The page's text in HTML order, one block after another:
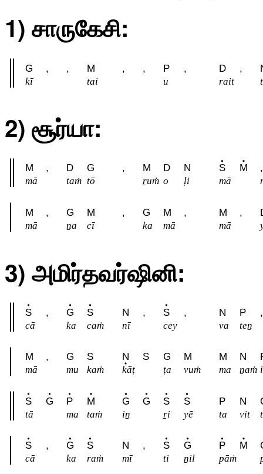
1) சாருகேசி:
G , , M , , P , D ,
kī tai u rait
2) சூர்யா:
M , D G , M D N S M ,
mā taṁ tō ṟuṁ o ḷi mā
M , G M , G M , M ,
mā ṉa cī ka mā mā
3) அமிர்தவர்ஷினி:
S , G S N , S , N P ,
cā ka caṁ nī cey va teṉ
M , G S N S G M M N
mā mu kaṁ kāṭ ṭa vuṁ ma ṉaṁ i
S G P M G G S S P N
tā ma taṁ iṉ ṟi yē ta vit
S , G S N , S G P M
cā ka raṁ mī ti ṉil pāṁ